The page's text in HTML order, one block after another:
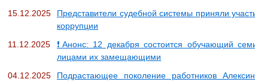
15.12.2025
Представители судебной системы приняли
коррупции
11.12.2025
❗Анонс: 12 декабря состоится обучающий
лицами их замещающими
04.12.2025
Подрастающее поколение работников